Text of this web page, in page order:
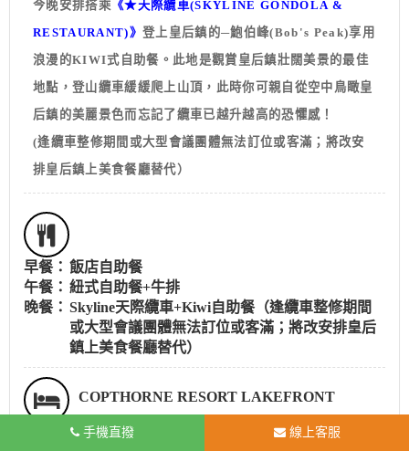
今晚安排搭乘 《★天際纜車(SKYLINE GONDOLA &
RESTAURANT)》登上皇后鎮的─鮑伯峰(Bob's Peak)享用
浪漫的KIWI式自助餐。此地是觀賞皇后鎮壯闊美景的最佳
地點，登山纜車緩緩爬上山頂，此時你可親自從空中鳥瞰皇
后鎮的美麗景色而忘記了纜車已越升越高的恐懼感！
(逢纜車整修期間或大型會議團體無法訂位或客滿；將改安
排皇后鎮上美食餐廳替代）
早餐： 飯店自助餐
午餐： 紐式自助餐+牛排
晚餐： Skyline天際纜車+Kiwi自助餐（逢纜車整修期間
或大型會議團體無法訂位或客滿；將改安排皇后
鎮上美食餐廳替代）
COPTHORNE RESORT LAKEFRONT
手機直撥 線上客服